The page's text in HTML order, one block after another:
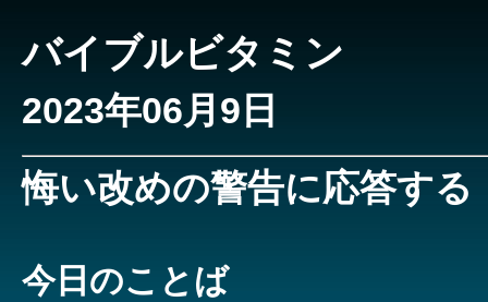
バイブルビタミン
2023年06月9日
悔い改めの警告に応答する
今日のことば